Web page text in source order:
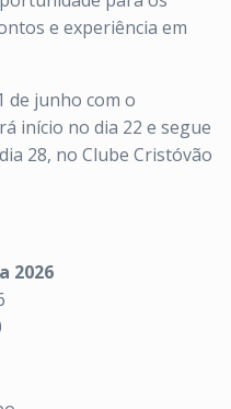
e experiência em
de junho com o
início no dia 22 e segue
28, no Clube Cristóvão
2026